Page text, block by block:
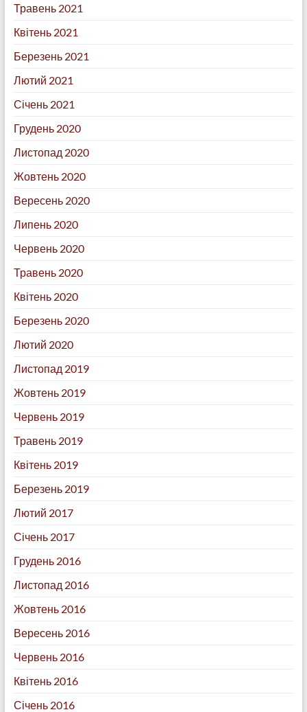
Травень 2021
Квітень 2021
Березень 2021
Лютий 2021
Січень 2021
Грудень 2020
Листопад 2020
Жовтень 2020
Вересень 2020
Липень 2020
Червень 2020
Травень 2020
Квітень 2020
Березень 2020
Лютий 2020
Листопад 2019
Жовтень 2019
Червень 2019
Травень 2019
Квітень 2019
Березень 2019
Лютий 2017
Січень 2017
Грудень 2016
Листопад 2016
Жовтень 2016
Вересень 2016
Червень 2016
Квітень 2016
Січень 2016